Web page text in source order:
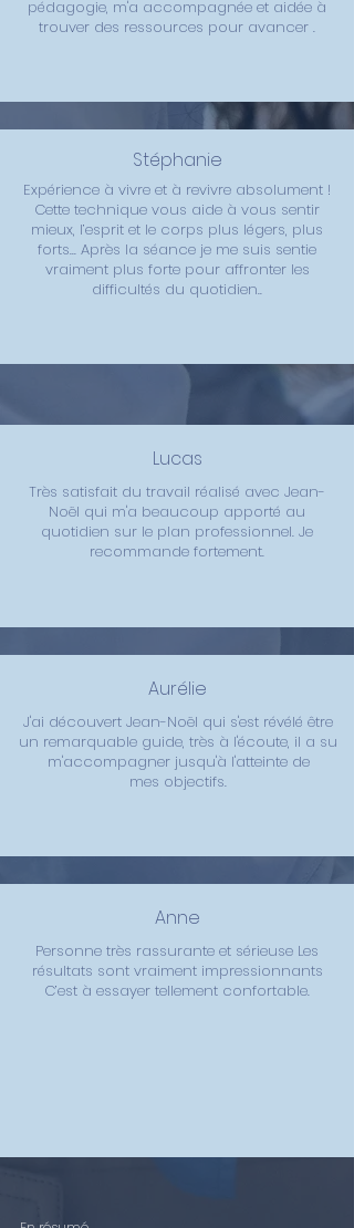
pédagogie, m'a accompagnée et aidée à
trouver des ressources pour avancer .
Stéphanie
Expérience à vivre et à revivre absolument !
Cette technique vous aide à vous sentir
mieux, l’esprit et le corps plus légers, plus
forts... Après la séance je me suis sentie
vraiment plus forte pour affronter les
difficultés du quotidien..
Lucas
Très satisfait du travail réalisé avec Jean-
Noël qui m'a beaucoup apporté au
quotidien sur le plan professionnel. Je
recommande fortement.
Aurélie
J'ai découvert Jean-Noël qui s'est révélé être
un remarquable guide, très à l'écoute, il a su
m'accompagner jusqu'à l'atteinte de
mes objectifs.
Anne
Personne très rassurante et sérieuse Les
résultats sont vraiment impressionnants
C’est à essayer tellement confortable.